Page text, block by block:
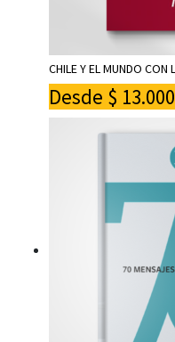
CHILE Y EL MUNDO
Desde $ 13.000